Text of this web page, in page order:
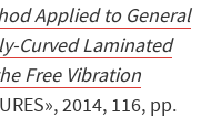
Applied to General
Curved Laminated
Free Vibration
2014, 116, pp.